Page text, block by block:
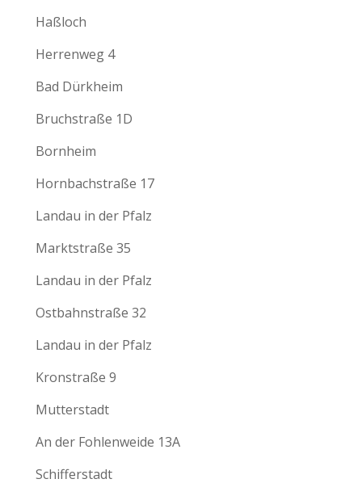
Haßloch
Herrenweg 4
Bad Dürkheim
Bruchstraße 1D
Bornheim
Hornbachstraße 17
Landau in der Pfalz
Marktstraße 35
Landau in der Pfalz
Ostbahnstraße 32
Landau in der Pfalz
Kronstraße 9
Mutterstadt
An der Fohlenweide 13A
Schifferstadt